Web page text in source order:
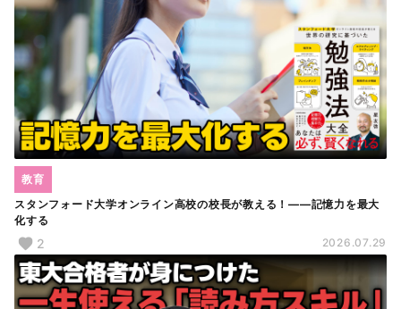
スタンフォード大学オンライン高校の校長が教える！――記憶力を最大
化する
教育
2 2026.07.29